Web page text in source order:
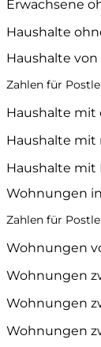
Erwachsene
Haushalte
Haushalte
Zahlen für
Haushalte mit
Haushalte mit
Haushalte mit
Wohnungen
Zahlen für
Wohnungen
Wohnungen
Wohnungen
Wohnungen